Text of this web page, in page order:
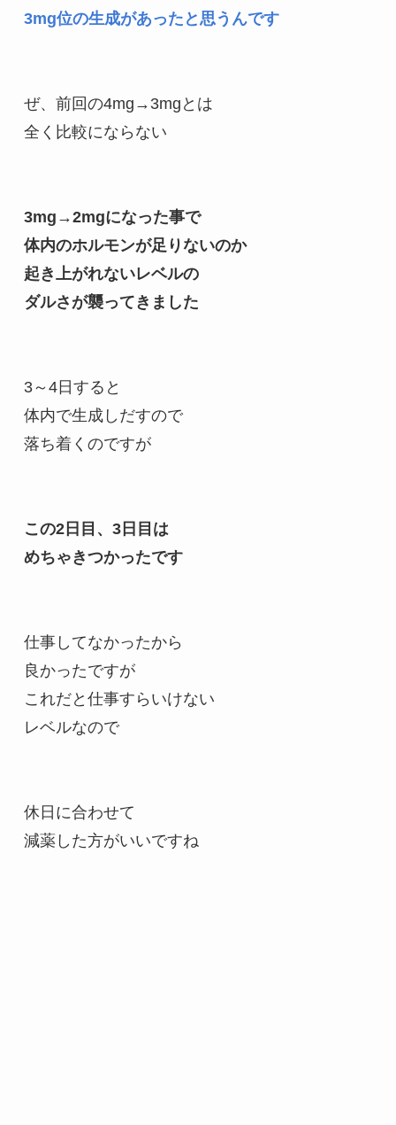
3mg位の生成があったと思うんです
ぜ、前回の4mg→3mgとは
全く比較にならない
3mg→2mgになった事で
体内のホルモンが足りないのか
起き上がれないレベルの
ダルさが襲ってきました
3～4日すると
体内で生成しだすので
落ち着くのですが
この2日目、3日目は
めちゃきつかったです
仕事してなかったから
良かったですが
これだと仕事すらいけない
レベルなので
休日に合わせて
減薬した方がいいですね